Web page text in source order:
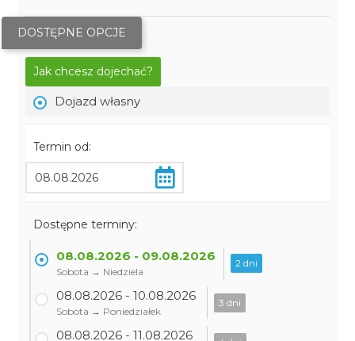
DOSTĘPNE OPCJE
Jak chcesz dojechać?
Dojazd własny
Termin od:
Dostępne terminy:
08.08.2026 - 09.08.2026
Sobota → Niedziela
2 dni
08.08.2026 - 10.08.2026
Sobota → Poniedziałek
3 dni
08.08.2026 - 11.08.2026